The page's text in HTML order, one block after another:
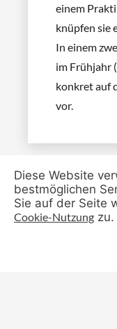
einem
knüpfen sie
In einem
im Frühjahr
konkret auf
vor.
9.
In der 9.
Diese Website
bestmöglichen
Sie auf der Seite
Cookie-Nutzung zu.